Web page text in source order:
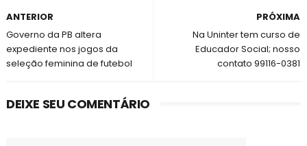
PRÓXIMA
Na Uninter tem curso de
Educador Social; nosso
contato 99116-0381
ANTERIOR
Governo da PB altera
expediente nos jogos da
seleção feminina de futebol
DEIXE SEU COMENTÁRIO